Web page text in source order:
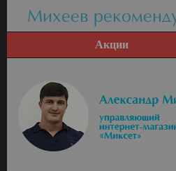
Михеев
Акции